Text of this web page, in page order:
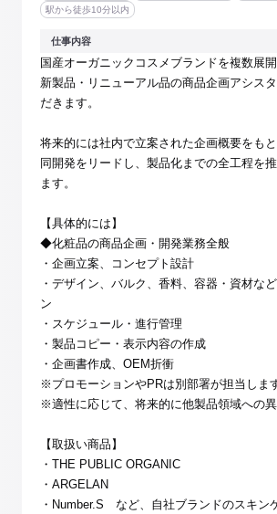
駅から徒歩10分以内
仕事内容
国産オーガニックコスメブランドを複数展開
新製品・リニューアル品の商品企画アシス
だきます。
将来的には社内で立案された企画概要をも
同開発をリードし、製品化までの全工程を
ます。
【具体的には】
◆化粧品の商品企画・開発業務全般
・企画立案、コンセプト設計
・デザイン、バルク、香料、容器・資材な
ン
・スケジュール・進行管理
・製品コピー・表示内容の作成
・企画書作成、OEM折衝
※プロモーションやPRは別部署が担当します
※適性に応じて、将来的に他製品領域への
【取扱い商品】
・THE PUBLIC ORGANIC
・ARGELAN
・Number.S など、自社ブランドのスキン